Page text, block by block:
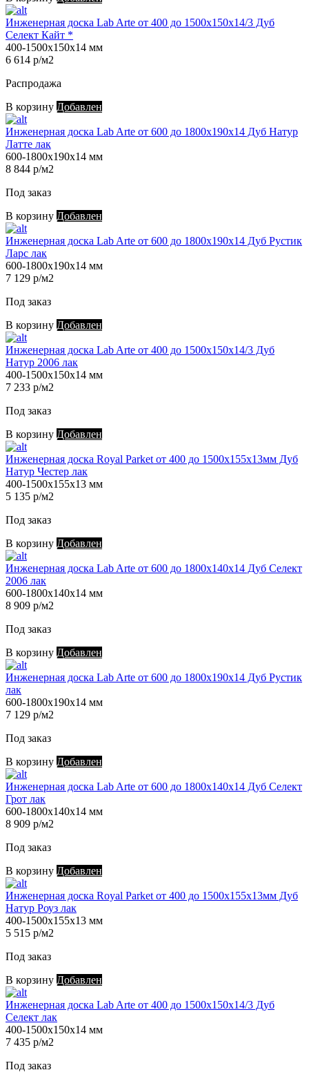
Инженерная доска Lab Arte от 400 до 1500х150х14/3 Дуб
Селект Кайт *
400-1500х150х14 мм
6 614 р/м2
Распродажа
В корзину Добавлен
Инженерная доска Lab Arte от 600 до 1800х190х14 Дуб Натур
Латте лак
600-1800х190х14 мм
8 844 р/м2
Под заказ
В корзину Добавлен
Инженерная доска Lab Arte от 600 до 1800х190х14 Дуб Рустик
Ларс лак
600-1800х190х14 мм
7 129 р/м2
Под заказ
В корзину Добавлен
Инженерная доска Lab Arte от 400 до 1500х150х14/3 Дуб
Натур 2006 лак
400-1500х150х14 мм
7 233 р/м2
Под заказ
В корзину Добавлен
Инженерная доска Royal Parket от 400 до 1500х155х13мм Дуб
Натур Честер лак
400-1500х155х13 мм
5 135 р/м2
Под заказ
В корзину Добавлен
Инженерная доска Lab Arte от 600 до 1800х140х14 Дуб Селект
2006 лак
600-1800х140х14 мм
8 909 р/м2
Под заказ
В корзину Добавлен
Инженерная доска Lab Arte от 600 до 1800х190х14 Дуб Рустик
лак
600-1800х190х14 мм
7 129 р/м2
Под заказ
В корзину Добавлен
Инженерная доска Lab Arte от 600 до 1800х140х14 Дуб Селект
Грот лак
600-1800х140х14 мм
8 909 р/м2
Под заказ
В корзину Добавлен
Инженерная доска Royal Parket от 400 до 1500х155х13мм Дуб
Натур Роуз лак
400-1500х155х13 мм
5 515 р/м2
Под заказ
В корзину Добавлен
Инженерная доска Lab Arte от 400 до 1500х150х14/3 Дуб
Селект лак
400-1500х150х14 мм
7 435 р/м2
Под заказ